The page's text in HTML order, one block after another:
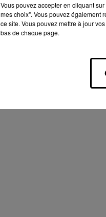
Vous pouvez accepter en cliquant
mes choix". Vous pouvez également
ce site. Vous pouvez mettre à jour
bas de chaque page.